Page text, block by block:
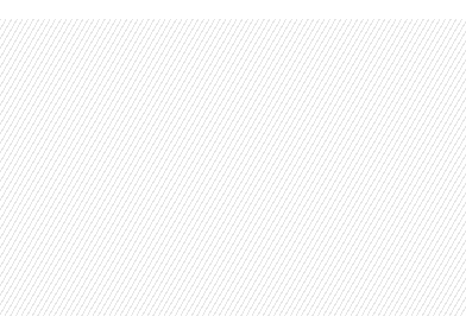
Skip to main content